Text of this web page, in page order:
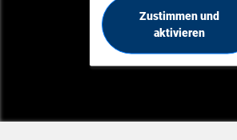
Zustimmen und
aktivieren